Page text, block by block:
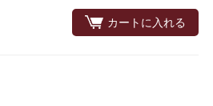
カートに入れる